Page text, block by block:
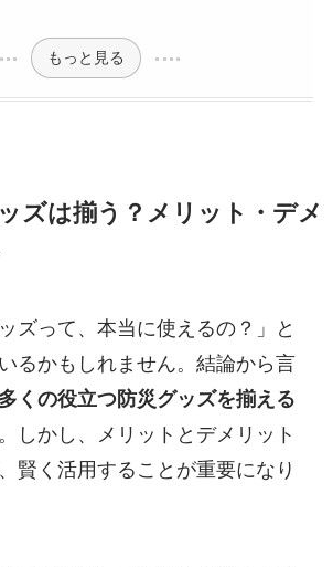
もっと見る
ズは揃う？メリット・デメ
ズって、本当に使えるの？」と
るかもしれません。結論から言
くの役立つ防災グッズを揃える
しかし、メリットとデメリット
賢く活用することが重要になり